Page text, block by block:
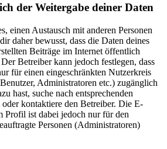
der Weitergabe deiner Daten
einen Austausch mit anderen Personen
daher bewusst, dass die Daten deines
Beiträge im Internet öffentlich
Betreiber kann jedoch festlegen, dass
für einen eingeschränkten Nutzerkreis
Administratoren etc.) zugänglich
hast, suche nach entsprechenden
kontaktiere den Betreiber. Die E-
Profil ist dabei jedoch nur für den
Personen (Administratoren)